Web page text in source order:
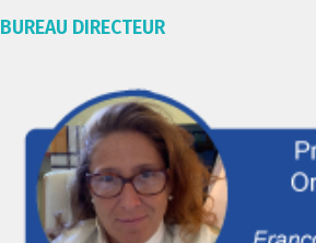
BUREAU DIRECTEUR